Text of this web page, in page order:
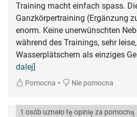
Training macht einfach spass.
Ganzkörpertraining (Ergänzung
enorm. Keine unerwünschten
während des Trainings, sehr
Wasserplätschern als einziges
dalej]
Pomocna • Nie pomocna
1 osób uznało tę opinię za pomocną